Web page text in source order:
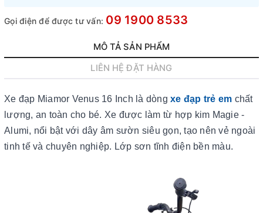
Gọi điện để được tư vấn: 09 1900 8533
MÔ TẢ SẢN PHẨM
LIÊN HỆ ĐẶT HÀNG
Xe đạp Miamor Venus 16 Inch là dòng xe đạp trẻ em chất
lượng, an toàn cho bé. Xe được làm từ hợp kim Magie -
Alumi, nổi bật với dây âm sườn siêu gọn, tạo nên vẻ ngoài
tinh tế và chuyên nghiệp. Lớp sơn tĩnh điện bền màu.